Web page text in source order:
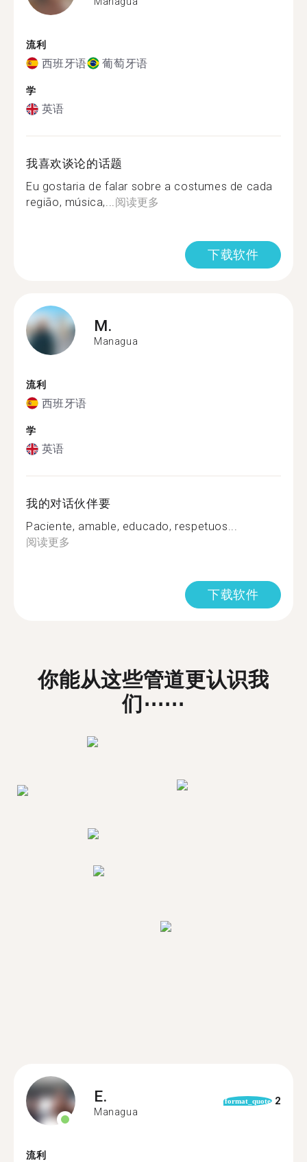
流利
西班牙语 葡萄牙语
学
英语
我喜欢谈论的话题
Eu gostaria de falar sobre a costumes de cada
região, música,...阅读更多
下载软件
M.
Managua
流利
西班牙语
学
英语
我的对话伙伴要
Paciente, amable, educado, respetuos...
阅读更多
下载软件
你能从这些管道更认识我
们⋯⋯
E.
Managua
format_quote 2
流利